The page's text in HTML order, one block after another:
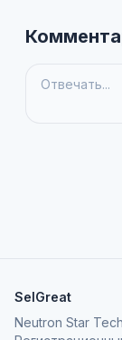
SelGreat
Neutron Star